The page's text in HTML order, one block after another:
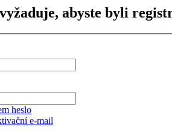
abyste byli
heslo
e-mail